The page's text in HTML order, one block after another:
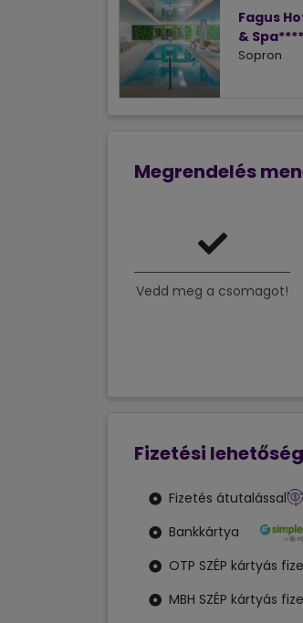
Fagus
& Spa****
Sopron
Fizetési
Fizetés átutalással
Bankkártya
OTP SZÉP kártyás
MBH SZÉP kártyás
Megrendelés
Vedd meg a csomagot!